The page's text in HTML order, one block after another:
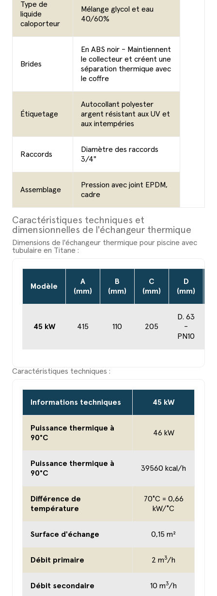
Type de
liquide
caloporteur
Mélange glycol et eau
40/60%
Brides
En ABS noir - Maintiennent
le collecteur et créent une
séparation thermique avec
le coffre
Étiquetage
Autocollant polyester
argent résistant aux UV et
aux intempéries
Raccords
Diamètre des raccords
3/4"
Assemblage
Pression avec joint EPDM,
cadre
Caractéristiques techniques et
dimensionnelles de l'échangeur thermique
Dimensions de l'échangeur thermique pour piscine avec
tubulaire en Titane :
Modèle
A
(mm)
B
(mm)
C
(mm)
D
(mm)
45 kW 415 110 205
D. 63
-
PN10
Caractéristiques techniques :
Informations techniques 45 kW
Puissance thermique à
90°C
46 kW
Puissance thermique à
90°C
39560 kcal/h
Différence de
température
70°C = 0,66
kW/°C
Surface d'échange 0,15 m²
Débit primaire 2 m3/h
Débit secondaire 10 m3/h